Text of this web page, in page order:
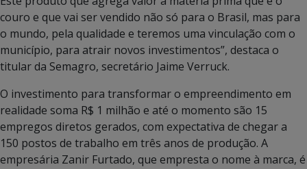
couro e que vai ser vendido não só para o Brasil, mas para
o mundo, pela qualidade e teremos uma vinculação com o
município, para atrair novos investimentos”, destaca o
titular da Semagro, secretário Jaime Verruck.
O investimento para transformar o empreendimento em
realidade soma R$ 1 milhão e até o momento são 15
empregos diretos gerados, com expectativa de chegar a
150 postos de trabalho em três anos de produção. A
empresária Zanir Furtado, que empresta o nome à marca, é